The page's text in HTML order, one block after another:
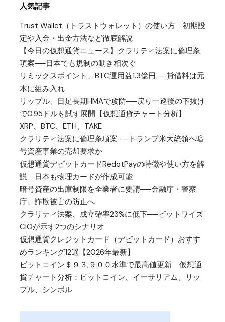
人気記事
Trust Wallet（トラストウォレット）の使い方｜初期設
定や入金・出金方法など徹底解説
【今日の仮想通貨ニュース】クラリティ法案に倫理条
項案──日本でも規制の動き相次ぐ
リミックスポイント、BTC運用益1.3億円──貸借料は元
本に組み入れ
リップル、日足長期HMAで攻防──戻り一巡後の下抜け
で0.95ドルを試す展開【仮想通貨チャート分析】
XRP、BTC、ETH、TAKE
クラリティ法案に倫理条項案──トランプ米大統領へ暗
号資産事業の売却要求か
仮想通貨デビットカードRedotPayの特徴や使い方を解
説｜日本も物理カードが作成可能
暗号資産の出庫制限を全業者に要請──金融庁・警察
庁、詐欺被害の防止へ
クラリティ法案、成立確率23%に低下──ビットワイズ
CIOが示す2つのシナリオ
仮想通貨クレジットカード（デビットカード）おすす
めランキング12選【2026年最新】
ビットコイン＄９３,９００水準で最高値更新 仮想通
貨チャート分析：ビットコイン、イーサリアム、リッ
プル、シンボル